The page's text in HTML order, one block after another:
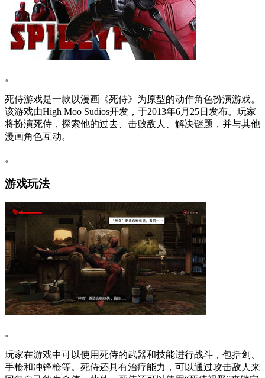
。
死侍游戏是一款以漫画《死侍》为原型的动作角色扮演游戏。
该游戏由High Moo Sudios开发，于2013年6月25日发布。玩家
将扮演死侍，探索他的过去、击败敌人、解决谜题，并与其他
漫画角色互动。
。
游戏玩法
。
玩家在游戏中可以使用死侍的武器和技能进行战斗，包括剑、
手枪和冲锋枪等。死侍还具有治疗能力，可以通过攻击敌人来